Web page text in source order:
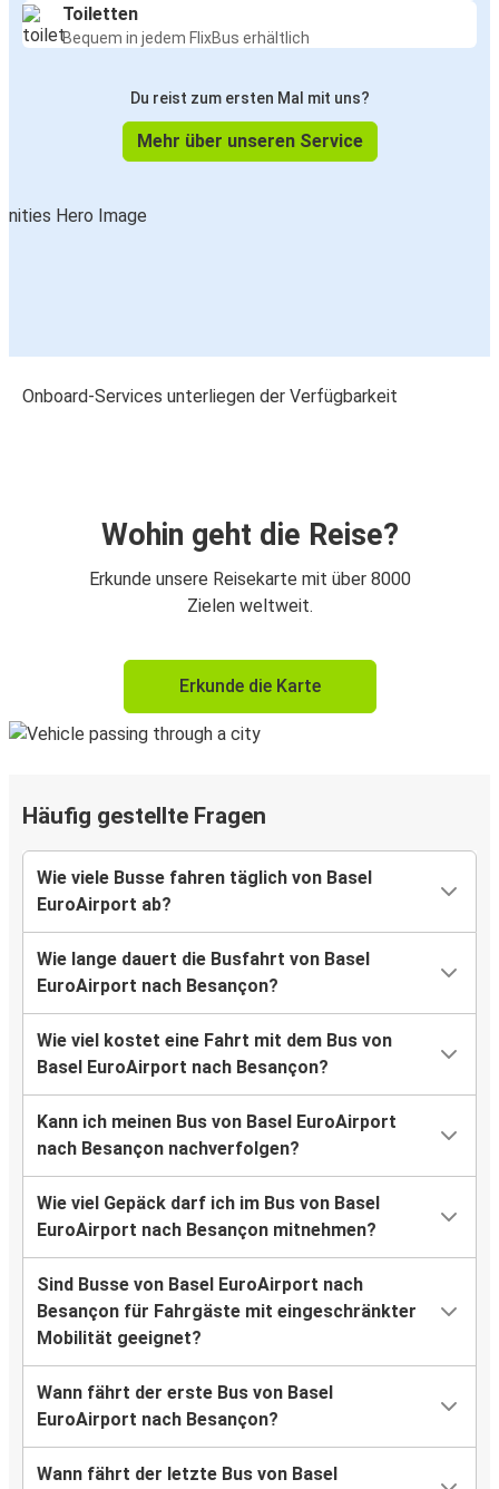
Toiletten
Bequem in jedem FlixBus erhältlich
Du reist zum ersten Mal mit uns?
Mehr über unseren Service
Onboard-Services unterliegen der Verfügbarkeit
Wohin geht die Reise?
Erkunde unsere Reisekarte mit über 8000
Zielen weltweit.
Erkunde die Karte
Häufig gestellte Fragen
Wie viele Busse fahren täglich von Basel
EuroAirport ab?
Wie lange dauert die Busfahrt von Basel
EuroAirport nach Besançon?
Wie viel kostet eine Fahrt mit dem Bus von
Basel EuroAirport nach Besançon?
Kann ich meinen Bus von Basel EuroAirport
nach Besançon nachverfolgen?
Wie viel Gepäck darf ich im Bus von Basel
EuroAirport nach Besançon mitnehmen?
Sind Busse von Basel EuroAirport nach
Besançon für Fahrgäste mit eingeschränkter
Mobilität geeignet?
Wann fährt der erste Bus von Basel
EuroAirport nach Besançon?
Wann fährt der letzte Bus von Basel